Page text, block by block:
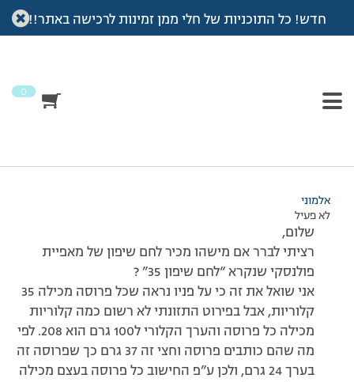
חדש! כל התוכניות של חלי ממן זמינות לרכישה באתר!!
0
עמוד הבית >דיונים>פורום >לחם שיפון 35 של מאפיית פולנסקי
מוצגות 2 תגובות – 1 עד 2 (מתוך 2 סה״כ)
אלמוני
לא פעיל
שלום,
רציתי לברר אם מישהו מכיר לחם שיפון של מאפיית
פולנסקי שנקרא “לחם שיפון 35” ?
אני שואל את זה כי על פניו נראה שכל פרוסה מכילה 35
קלוריות, אבל בפירוט התזונתי לא רשום כמה קלוריות
מכילה כל פרוסה והערך הקלורי ל100 גרם הוא 208. לפי
מה שהם כותבים פרוסה וחצי זה 37 גרם כך שפרוסה זה
בערך 24 גרם, ולכן ע”פ החישוב כל פרוסה בעצם מכילה